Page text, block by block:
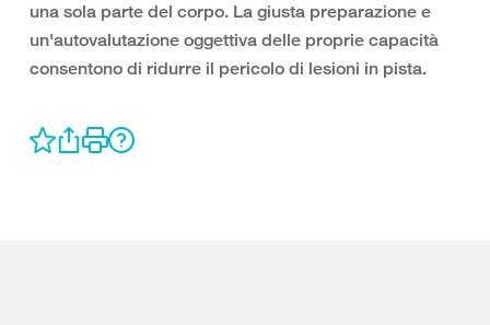
una sola parte del corpo. La giusta preparazione e
un'autovalutazione oggettiva delle proprie capacità
consentono di ridurre il pericolo di lesioni in pista.